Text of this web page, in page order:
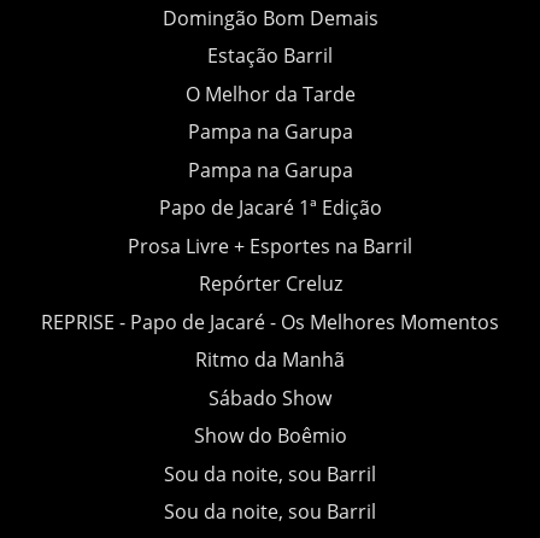
Domingão Bom Demais
Estação Barril
O Melhor da Tarde
Pampa na Garupa
Pampa na Garupa
Papo de Jacaré 1ª Edição
Prosa Livre + Esportes na Barril
Repórter Creluz
REPRISE - Papo de Jacaré - Os Melhores Momentos
Ritmo da Manhã
Sábado Show
Show do Boêmio
Sou da noite, sou Barril
Sou da noite, sou Barril